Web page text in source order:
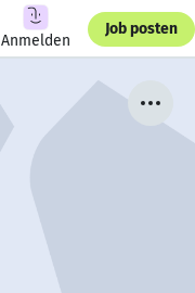
Anmelden
Job posten